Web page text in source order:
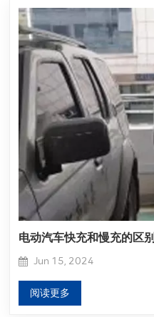
电动汽车快充和慢充的区别
Jun 15, 2024
阅读更多